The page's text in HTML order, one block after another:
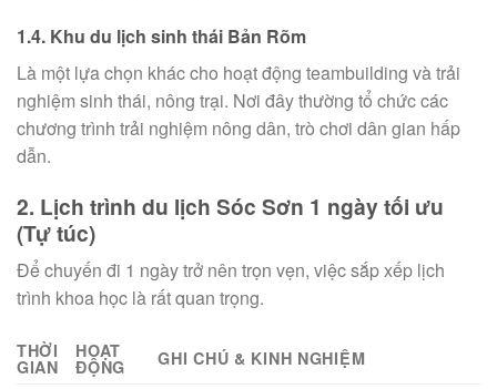
1.4. Khu du lịch sinh thái Bản Rõm
Là một lựa chọn khác cho hoạt động teambuilding và trải
nghiệm sinh thái, nông trại. Nơi đây thường tổ chức các
chương trình trải nghiệm nông dân, trò chơi dân gian hấp
dẫn.
2. Lịch trình du lịch Sóc Sơn 1 ngày tối ưu
(Tự túc)
Để chuyến đi 1 ngày trở nên trọn vẹn, việc sắp xếp lịch
trình khoa học là rất quan trọng.
THỜI
GIAN
HOẠT
ĐỘNG
GHI CHÚ & KINH NGHIỆM